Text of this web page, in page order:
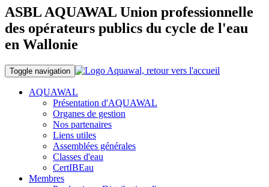
ASBL AQUAWAL Union professionnelle
des opérateurs publics du cycle de l'eau
en Wallonie
Toggle navigation
AQUAWAL
Présentation d'AQUAWAL
Organes de gestion
Nos partenaires
Liens utiles
Assemblées générales
Classes d'eau
CertIBEau
Membres